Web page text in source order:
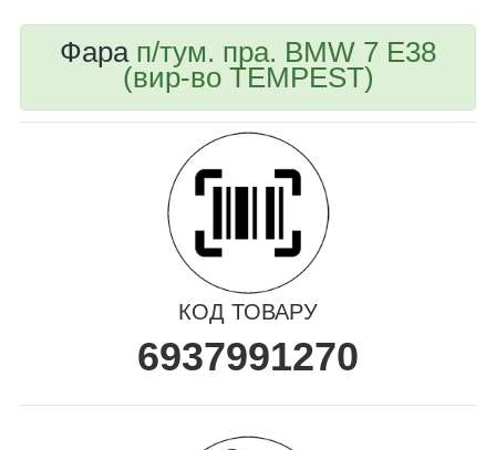
Фарап/тум. пра. BMW 7 E38
(вир-во TEMPEST)
КОД ТОВАРУ
6937991270